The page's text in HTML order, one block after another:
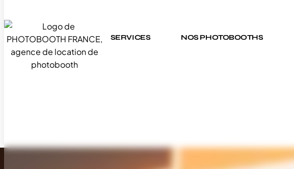
SERVICES NOS PHOTOBOOTHS